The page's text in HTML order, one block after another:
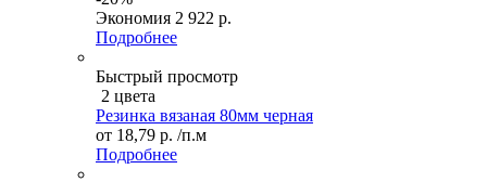
Экономия 2 922 р.
Подробнее
Быстрый просмотр
2 цвета
Резинка вязаная 80мм черная
от 18,79 р. /п.м
Подробнее